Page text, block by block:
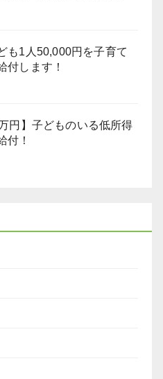
も1人50,000円を子育て
付します！
円】子どものいる低所得
付！